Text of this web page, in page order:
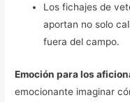
Los fichajes de
aportan no solo
fuera del campo.
Emoción para los
emocionante imaginar